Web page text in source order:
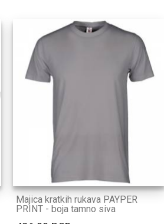
Majica kratkih rukava PAYPER
PRINT - boja tamno siva